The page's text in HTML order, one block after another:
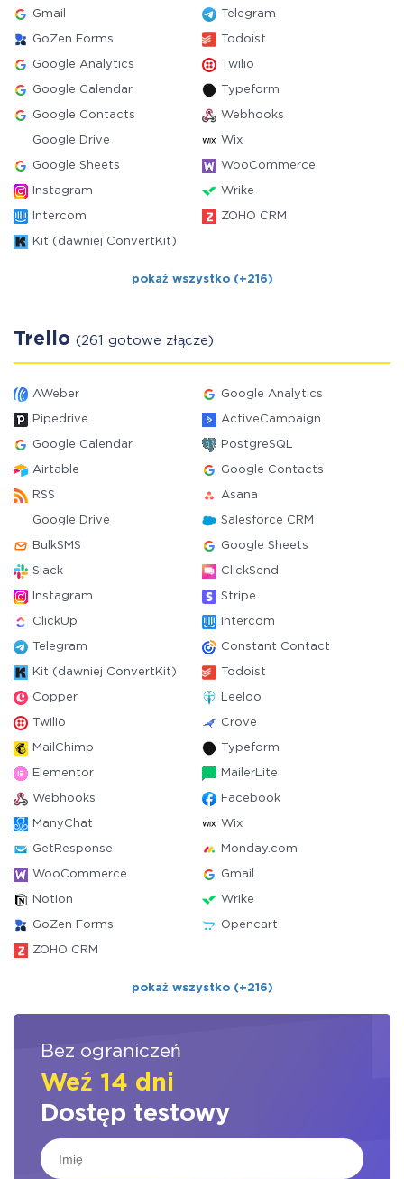
Gmail Telegram
GoZen Forms Todoist
Google Analytics Twilio
Google Calendar Typeform
Google Contacts Webhooks
Google Drive Wix
Google Sheets WooCommerce
Instagram Wrike
Intercom ZOHO CRM
Kit (dawniej ConvertKit)
pokaż wszystko (+216)
Trello (261 gotowe złącze)
AWeber Google Analytics
Pipedrive ActiveCampaign
Google Calendar PostgreSQL
Airtable Google Contacts
RSS Asana
Google Drive Salesforce CRM
BulkSMS Google Sheets
Slack ClickSend
Instagram Stripe
ClickUp Intercom
Telegram Constant Contact
Kit (dawniej ConvertKit) Todoist
Copper Leeloo
Twilio Crove
MailChimp Typeform
Elementor MailerLite
Webhooks Facebook
ManyChat Wix
GetResponse Monday.com
WooCommerce Gmail
Notion Wrike
GoZen Forms Opencart
ZOHO CRM
pokaż wszystko (+216)
Bez ograniczeń
Weź 14 dni
Dostęp testowy